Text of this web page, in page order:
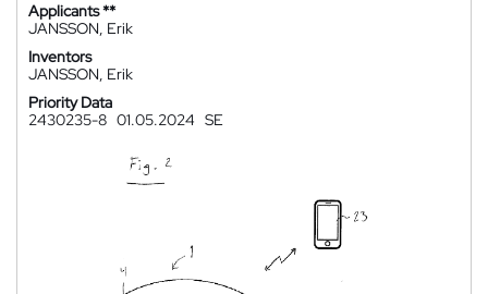
Applicants **
JANSSON, Erik
Inventors
JANSSON, Erik
Priority Data
2430235-8 01.05.2024 SE